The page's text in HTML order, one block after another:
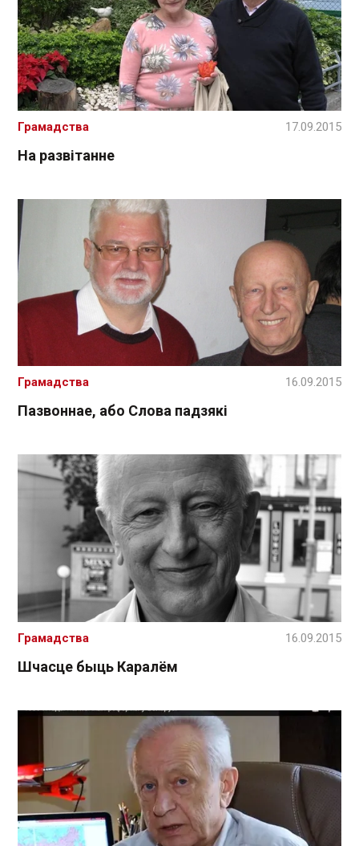
На развітанне
Грамадства 17.09.2015
Пазвоннае, або Слова падзякі
Грамадства 16.09.2015
Шчасце быць Каралём
Грамадства 16.09.2015